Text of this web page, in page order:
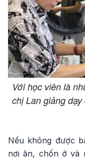
Với học viên là
chị Lan giảng
Nếu không được
nơi ăn, chốn ở và